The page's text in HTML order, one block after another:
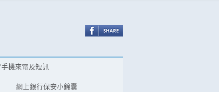
機來電及短訊
網上銀行保安小錦囊